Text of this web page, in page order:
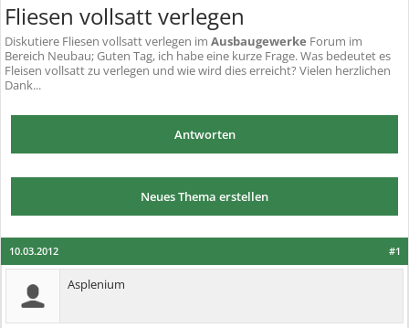
Fliesen vollsatt verlegen
Diskutiere Fliesen vollsatt verlegen im Ausbaugewerke Forum im
Bereich Neubau; Guten Tag, ich habe eine kurze Frage. Was bedeutet es
Fleisen vollsatt zu verlegen und wie wird dies erreicht? Vielen herzlichen
Dank...
Antworten
Neues Thema erstellen
#1
10.03.2012
Asplenium